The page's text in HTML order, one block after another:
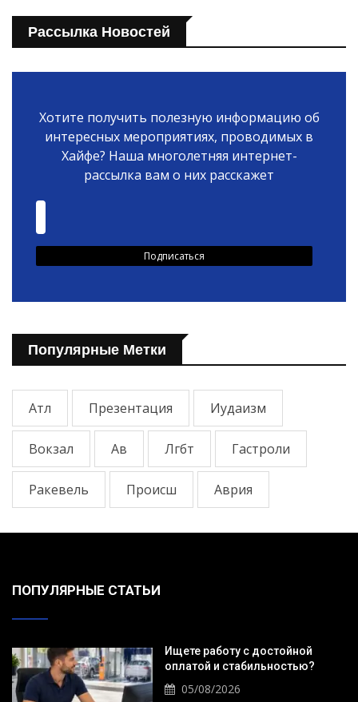
Рассылка Новостей
Хотите получить полезную информацию об
интересных мероприятиях, проводимых в
Хайфе? Наша многолетняя интернет-
рассылка вам о них расскажет
Популярные Метки
Атл Презентация Иудаизм
Вокзал Ав Лгбт Гастроли
Ракевель Происш Аврия
ПОПУЛЯРНЫЕ СТАТЬИ
Ищете работу с достойной
оплатой и стабильностью?
05/08/2026